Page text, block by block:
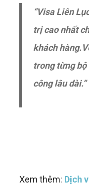
“Visa Liên
trị cao nhất
khách
trong từng
công lâu dài.”
Xem thêm: Dịch